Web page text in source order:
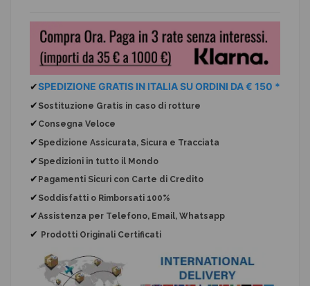
✔SPEDIZIONE GRATIS IN ITALIA SU ORDINI DA € 150 *
✔ Sostituzione Gratis in caso di rotture
✔ Consegna Veloce
✔ Spedizione Assicurata, Sicura e Tracciata
✔ Spedizioni in tutto il Mondo
✔ Pagamenti Sicuri con Carte di Credito
✔ Soddisfatti o Rimborsati 100%
✔Assistenza per Telefono, Email, Whatsapp
✔ Prodotti Originali Certificati